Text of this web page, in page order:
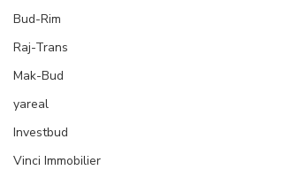
Bud-Rim
Raj-Trans
Mak-Bud
yareal
Investbud
Vinci Immobilier